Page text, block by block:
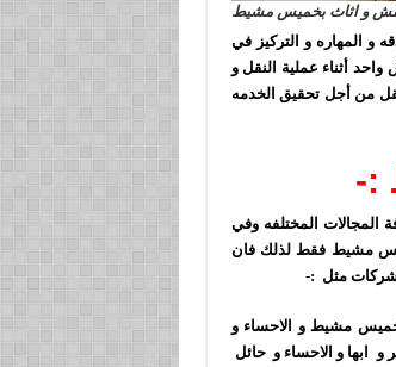
و اثاث بخميس مشيط
المهاره و التركيز في
أثناء عملية النقل و
من أجل تحقيق الخدمه
:-
المختلفه وفي
مشيط فقط لذلك فان
مثل :-
مشيط و الاحساء و
و ابها و الاحساء و حائل